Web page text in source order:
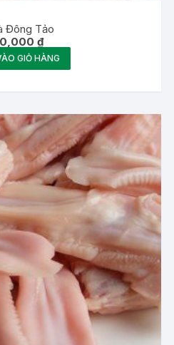
Đông Tảo
₫
GIỎ HÀNG